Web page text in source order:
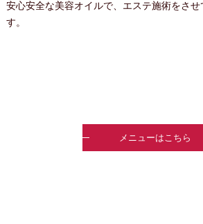
安心安全な美容オイルで、エステ施術をさせ
す。
メニューはこちら